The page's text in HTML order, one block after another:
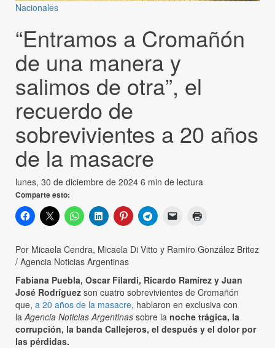
Nacionales
“Entramos a Cromañón
de una manera y
salimos de otra”, el
recuerdo de
sobrevivientes a 20 años
de la masacre
lunes, 30 de diciembre de 2024 6 min de lectura
Comparte esto:
Por Micaela Cendra, Micaela Di Vitto y Ramiro González Britez
/ Agencia Noticias Argentinas
Fabiana Puebla, Oscar Filardi, Ricardo Ramírez y Juan
José Rodríguez son cuatro sobrevivientes de Cromañón
que, a 20 años de la masacre, hablaron en exclusiva con
la Agencia Noticias Argentinas sobre la noche trágica, la
corrupción, la banda Callejeros, el después y el dolor por
las pérdidas.